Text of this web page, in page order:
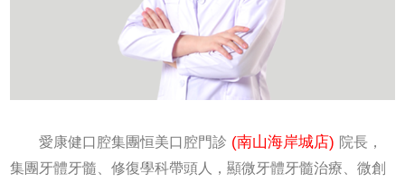
愛康健口腔集團恒美口腔門診 (南山海岸城店) 院長，
集團牙體牙髓、修復學科帶頭人，顯微牙體牙髓治療、微創